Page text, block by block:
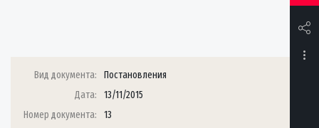
Вид документа:
Постановления
Дата:
13/11/2015
Номер документа:
13